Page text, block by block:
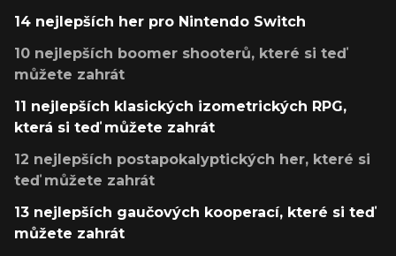
14 nejlepších her pro Nintendo Switch
10 nejlepších boomer shooterů, které si teď
můžete zahrát
11 nejlepších klasických izometrických RPG,
která si teď můžete zahrát
12 nejlepších postapokalyptických her, které si
teď můžete zahrát
13 nejlepších gaučových kooperací, které si teď
můžete zahrát